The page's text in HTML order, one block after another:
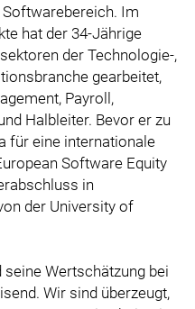
Im
hat der 34-Jährige
der Technologie-,
gearbeitet,
Payroll,
Halbleiter. Bevor er zu
für eine internationale
Software Equity
in
der University of
Wertschätzung bei
Wir sind überzeugt,